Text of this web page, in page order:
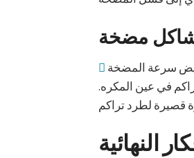
في عين المكره.
النهائية